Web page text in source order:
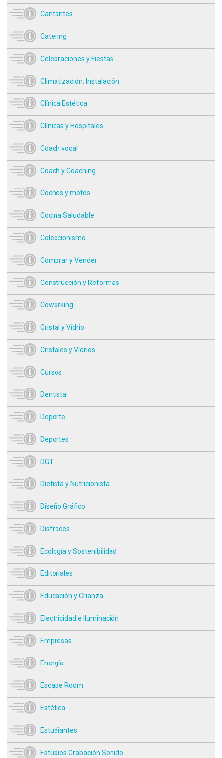
Cantantes
Catering
Celebraciones y Fiestas
Climatización. Instalación
Clínica Estética
Clínicas y Hospitales
Coach vocal
Coach y Coaching
Coches y motos
Cocina Saludable
Coleccionismo
Comprar y Vender
Construcción y Reformas
Coworking
Cristal y Vídrio
Cristales y Vídrios
Cursos
Dentista
Deporte
Deportes
DGT
Dietista y Nutricionista
Diseño Gráfico
Disfraces
Ecología y Sostenibilidad
Editoriales
Educación y Crianza
Electricidad e Iluminación
Empresas
Energía
Escape Room
Estética
Estudiantes
Estudios Grabación Sonido